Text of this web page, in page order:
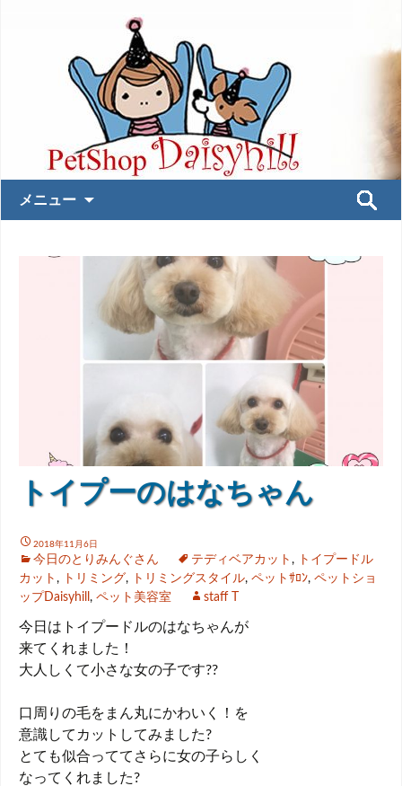
メニュー
ン
へ
ス
ッ
検
トイプーのはなちゃん
2018年11月6日
今日のとりみんぐさん テディベアカット ,
トイプードル
カット , トリミング, トリミングスタイル, ペットｻﾛﾝ, ペットショ
ップDaisyhill , ペット美容室 staff T
今日はトイプードルのはなちゃんが
来てくれました！
大人しくて小さな女の子です??
口周りの毛をまん丸にかわいく！を
意識してカットしてみました?
とても似合っててさらに女の子らしく
なってくれました?